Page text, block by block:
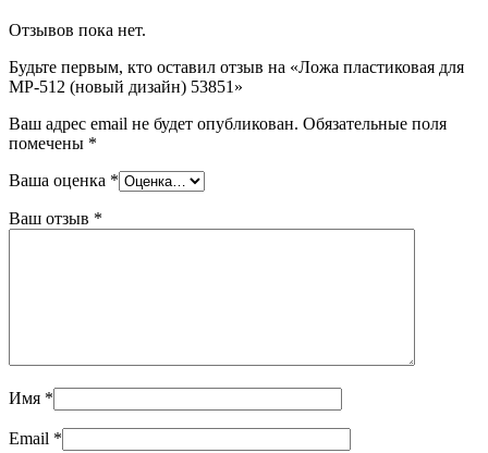
Отзывов пока нет.
Будьте первым, кто оставил отзыв на «Ложа пластиковая для
МР-512 (новый дизайн) 53851»
Ваш адрес email не будет опубликован. Обязательные поля
помечены *
Ваша оценка *
Ваш отзыв *
Имя *
Email *